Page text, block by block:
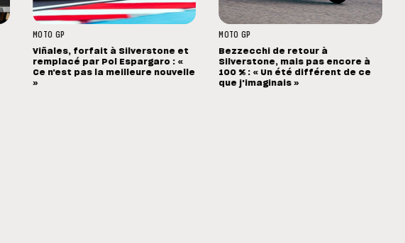
MOTO GP
Viñales, forfait à Silverstone et
remplacé par Pol Espargaro : «
Ce n'est pas la meilleure nouvelle
»
MOTO GP
Bezzecchi de retour à
Silverstone, mais pas encore à
100 % : « Un été différent de ce
que j'imaginais »